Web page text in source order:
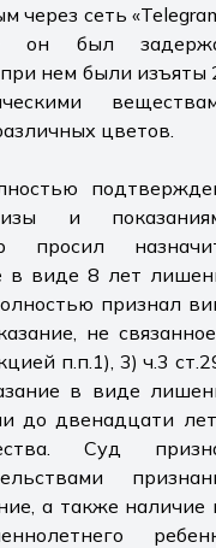
через сеть
он был
нем были изъяты
цветов.
и
просил
в виде 8 лет
признал
не
п.п.1), 3) ч.3
в виде
до двенадцати
Суд
а также наличие